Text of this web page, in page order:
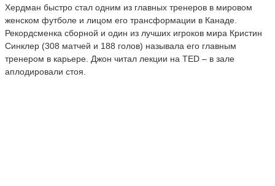
Хердман быстро стал одним из главных тренеров в мировом
женском футболе и лицом его трансформации в Канаде.
Рекордсменка сборной и один из лучших игроков мира Кристин
Синклер (308 матчей и 188 голов) называла его главным
тренером в карьере. Джон читал лекции на TED – в зале
аплодировали стоя.